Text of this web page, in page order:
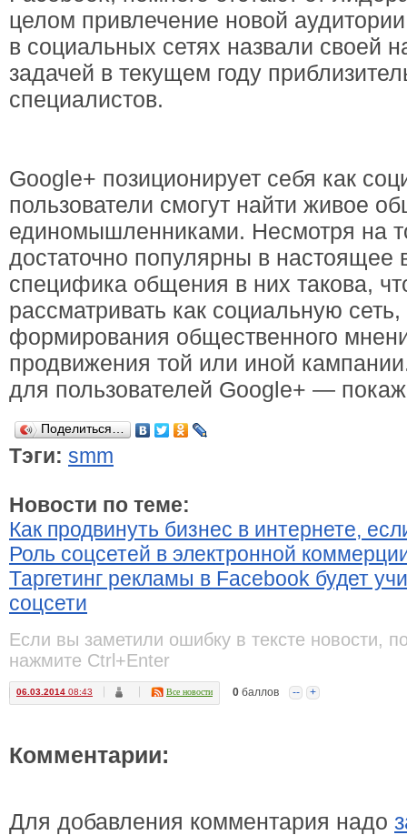
целом привлечение новой
в социальных сетях назвали своей
задачей в текущем году
специалистов.
Google+ позиционирует себя как
пользователи смогут найти живое
единомышленниками. Несмотря на
достаточно популярны в настоящее
специфика общения в них такова,
рассматривать как социальную
формирования общественного
продвижения той или иной
для пользователей Google+ —
Поделиться…
Тэги: smm
Новости по теме:
Как продвинуть бизнес в интернете,
Роль соцсетей в электронной
Таргетинг рекламы в Facebook будет
соцсети
Если вы заметили ошибку в тексте новости,
нажмите Ctrl+Enter
06.03.2014 08:43 Все новости 0 баллов -- +
Комментарии:
Для добавления комментария надо